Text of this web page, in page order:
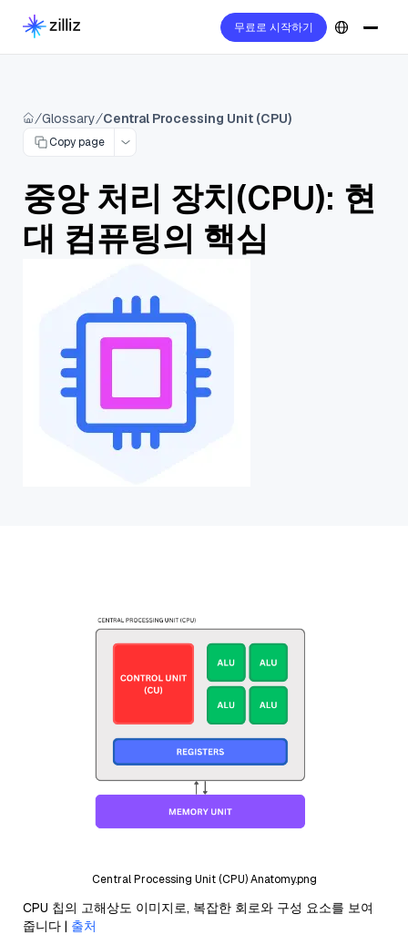
무료로 시작하기
Glossary Central Processing Unit (CPU)
Copy page
중앙 처리 장치(CPU): 현
대 컴퓨팅의 핵심
Central Processing Unit (CPU) Anatomy.png
CPU 칩의 고해상도 이미지로, 복잡한 회로와 구성 요소를 보여
줍니다 | 출처